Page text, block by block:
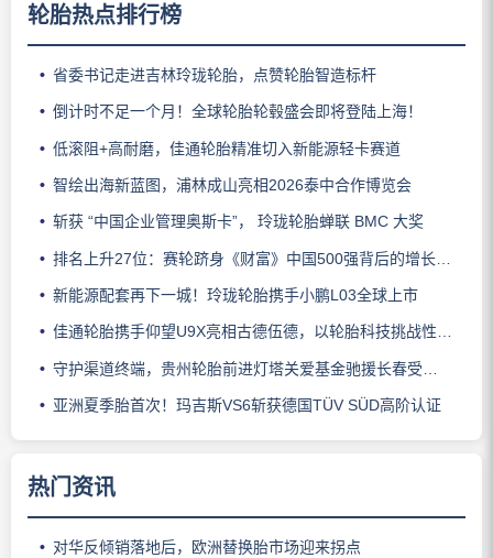
轮胎热点排行榜
省委书记走进吉林玲珑轮胎，点赞轮胎智造标杆
倒计时不足一个月！全球轮胎轮毂盛会即将登陆上海！
低滚阻+高耐磨，佳通轮胎精准切入新能源轻卡赛道
智绘出海新蓝图，浦林成山亮相2026泰中合作博览会
斩获 “中国企业管理奥斯卡”， 玲珑轮胎蝉联 BMC 大奖
排名上升27位：赛轮跻身《财富》中国500强背后的增长逻辑
新能源配套再下一城！玲珑轮胎携手小鹏L03全球上市
佳通轮胎携手仰望U9X亮相古德伍德，以轮胎科技挑战性能边界
守护渠道终端，贵州轮胎前进灯塔关爱基金驰援长春受灾门店
亚洲夏季胎首次！玛吉斯VS6斩获德国TÜV SÜD高阶认证
热门资讯
对华反倾销落地后，欧洲替换胎市场迎来拐点